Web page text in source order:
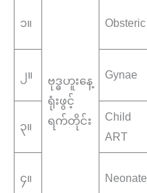
၁။
ဗုဒ္ဓဟူးနေ့
ရုံးဖွင့်
ရက်တိုင်း
Obsteric
၂။ Gynae
၃။
Child
ART
၄။ Neonate